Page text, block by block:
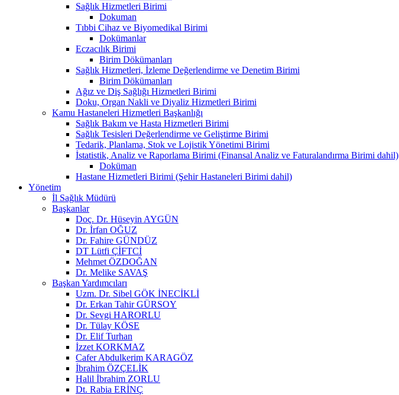
Sağlık Hizmetleri Birimi
Dokuman
Tıbbi Cihaz ve Biyomedikal Birimi
Dokümanlar
Eczacılık Birimi
Birim Dökümanları
Sağlık Hizmetleri, İzleme Değerlendirme ve Denetim Birimi
Birim Dökümanları
Ağız ve Diş Sağlığı Hizmetleri Birimi
Doku, Organ Nakli ve Diyaliz Hizmetleri Birimi
Kamu Hastaneleri Hizmetleri Başkanlığı
Sağlık Bakım ve Hasta Hizmetleri Birimi
Sağlık Tesisleri Değerlendirme ve Geliştirme Birimi
Tedarik, Planlama, Stok ve Lojistik Yönetimi Birimi
İstatistik, Analiz ve Raporlama Birimi (Finansal Analiz ve Faturalandırma Birimi dahil)
Doküman
Hastane Hizmetleri Birimi (Şehir Hastaneleri Birimi dahil)
Yönetim
İl Sağlık Müdürü
Başkanlar
Doç. Dr. Hüseyin AYGÜN
Dr. İrfan OĞUZ
Dr. Fahire GÜNDÜZ
DT Lütfi ÇİFTCİ
Mehmet ÖZDOĞAN
Dr. Melike SAVAŞ
Başkan Yardımcıları
Uzm. Dr. Sibel GÖK İNECİKLİ
Dr. Erkan Tahir GÜRSOY
Dr. Sevgi HARORLU
Dr. Tülay KÖSE
Dr. Elif Turhan
İzzet KORKMAZ
Cafer Abdulkerim KARAGÖZ
İbrahim ÖZÇELİK
Halil İbrahim ZORLU
Dt. Rabia ERİNÇ